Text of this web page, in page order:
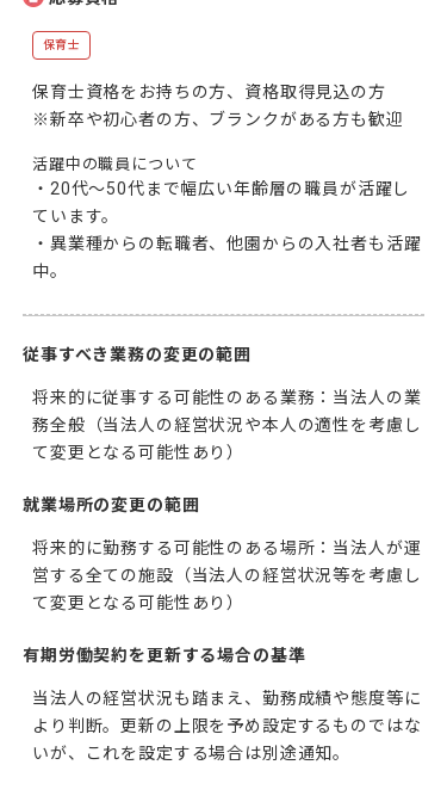
保育士
保育士資格をお持ちの方、資格取得見込の方
※新卒や初心者の方、ブランクがある方も歓迎
活躍中の職員について
・20代～50代まで幅広い年齢層の職員が活躍し
ています。
・異業種からの転職者、他園からの入社者も活躍
中。
従事すべき業務の変更の範囲
将来的に従事する可能性のある業務：当法人の業
務全般（当法人の経営状況や本人の適性を考慮し
て変更となる可能性あり）
就業場所の変更の範囲
将来的に勤務する可能性のある場所：当法人が運
営する全ての施設（当法人の経営状況等を考慮し
て変更となる可能性あり）
有期労働契約を更新する場合の基準
当法人の経営状況も踏まえ、勤務成績や態度等に
より判断。更新の上限を予め設定するものではな
いが、これを設定する場合は別途通知。